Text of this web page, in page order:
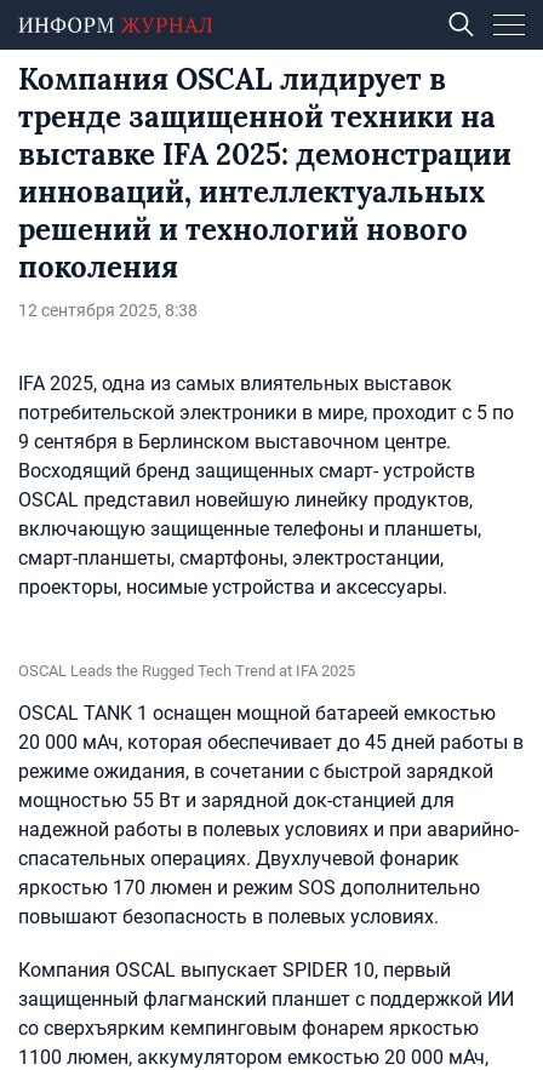
Компания OSCAL лидирует в
тренде защищенной техники на
выставке IFA 2025: демонстрации
инноваций, интеллектуальных
решений и технологий нового
поколения
12 сентября 2025, 8:38
IFA 2025, одна из самых влиятельных выставок
потребительской электроники в мире, проходит с 5 по
9 сентября в Берлинском выставочном центре.
Восходящий бренд защищенных смарт- устройств
OSCAL представил новейшую линейку продуктов,
включающую защищенные телефоны и планшеты,
смарт-планшеты, смартфоны, электростанции,
проекторы, носимые устройства и аксессуары.
OSCAL Leads the Rugged Tech Trend at IFA 2025
OSCAL TANK 1 оснащен мощной батареей емкостью
20 000 мАч, которая обеспечивает до 45 дней работы в
режиме ожидания, в сочетании с быстрой зарядкой
мощностью 55 Вт и зарядной док-станцией для
надежной работы в полевых условиях и при аварийно-
спасательных операциях. Двухлучевой фонарик
яркостью 170 люмен и режим SOS дополнительно
повышают безопасность в полевых условиях.
Компания OSCAL выпускает SPIDER 10, первый
защищенный флагманский планшет с поддержкой ИИ
со сверхъярким кемпинговым фонарем яркостью
1100 люмен, аккумулятором емкостью 20 000 мАч,